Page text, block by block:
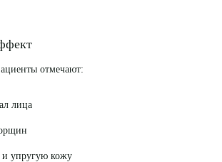
отмечают:
лица
и упругую кожу